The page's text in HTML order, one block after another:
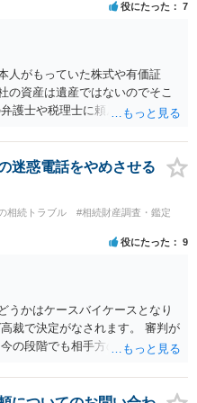
役にたった 7
人がもっていた株式や有価証
の資産は遺産ではないのでそこ
護士や税理士に頼んでも守秘義
嘱託」という手続きを使って銀
う。 不動産は、相続登記が済ん
お子様と義父様のつながりがわ
寄せ」という手続きをすると、
偽造等により既に相続登記され
りをつけて登記名義を調べて
をしていますので、特に相場
本弁護士連合会が設けていた
弁護士は一定数いると思います
う。
迷惑電話をやめさせる
相続トラブル
#相続財産調査・鑑定
役にたった 9
うかはケースバイケースとなり
裁で決定がなされます。 審判が
の段階でも相手方の連絡が迷惑